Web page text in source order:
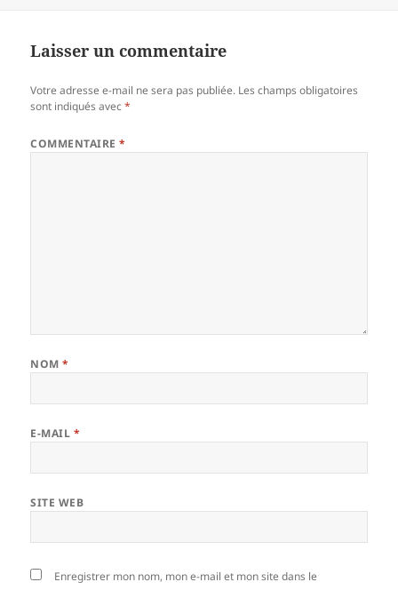
Laisser un commentaire
Votre adresse e-mail ne sera pas publiée. Les champs obligatoires
sont indiqués avec*
COMMENTAIRE*
NOM*
E-MAIL *
SITE WEB
Enregistrer mon nom, mon e-mail et mon site dans le